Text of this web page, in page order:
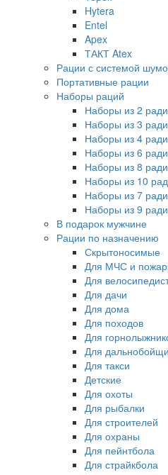
Hytera
Entel
Apex
ТАКТ Atex
Рации с системой
Портативные рации
Наборы раций
Наборы из 2
Наборы из 3
Наборы из 4
Наборы из 6
Наборы из 8
Наборы из 10
Наборы из 7
Наборы из 9
В подарок мужчине
Рации по назначению
Скрытоносимые
Для МЧС и
Для
Для дачи
Для дома
Для походов
Для
Для
Для такси
Детские
Для охоты
Для рыбалки
Для строителей
Для охраны
Для пейнтбола
Для страйкбола